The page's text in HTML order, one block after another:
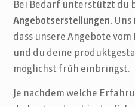
Bei Bedarf unterstützt du
Angebotserstellungen. Uns
dass unsere Angebote
und du deine
möglichst früh einbringst.
Je nachdem welche